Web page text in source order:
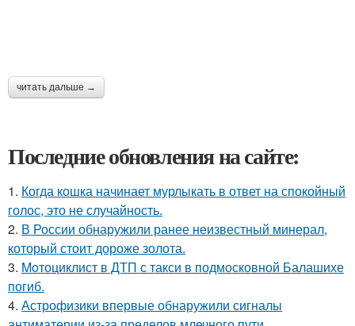
читать дальше →
Последние обновления на сайте:
1. Когда кошка начинает мурлыкать в ответ на спокойный
голос, это не случайность.
2. В России обнаружили ранее неизвестный минерал,
который стоит дороже золота.
3. Moтоциклист в ДТП с такси в подмосковной Балашихе
погиб.
4. Астрофизики впервые обнаружили сигналы